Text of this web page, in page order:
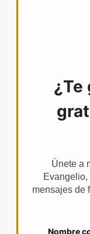
¿Te
Únete a
mensajes de
Nombre